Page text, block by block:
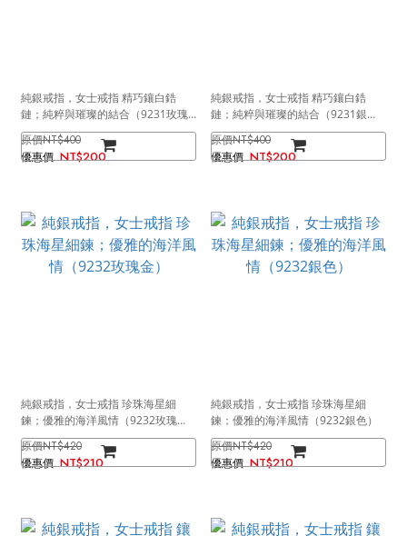
純銀戒指，女士戒指 精巧鑲白鋯
鏈；純粹與璀璨的結合（9231玫瑰
金）
NT$400
NT$200
純銀戒指，女士戒指 精巧鑲白鋯
鏈；純粹與璀璨的結合（9231銀
色）
NT$400
NT$200
純銀戒指，女士戒指 珍珠海星細
鍊；優雅的海洋風情（9232玫瑰
金）
NT$420
NT$210
純銀戒指，女士戒指 珍珠海星細
鍊；優雅的海洋風情（9232銀色）
NT$420
NT$210